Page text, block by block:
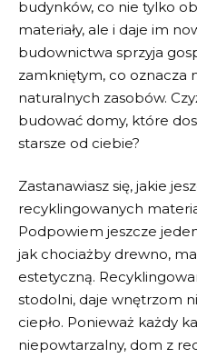
budynków, co nie tylko⁢
materiały, ale i ⁣daje im
budownictwa sprzyja
zamkniętym, co oznacza
naturalnych zasobów.⁢
budować domy, które
starsze od ciebie?
Zastanawiasz się, jakie
recyklingowanych
Podpowiem ​jeszcze
jak chociażby drewno,
‍estetyczną.‍
stodolni, daje wnętrzom
ciepło. Ponieważ każdy
‍niepowtarzalny, dom z